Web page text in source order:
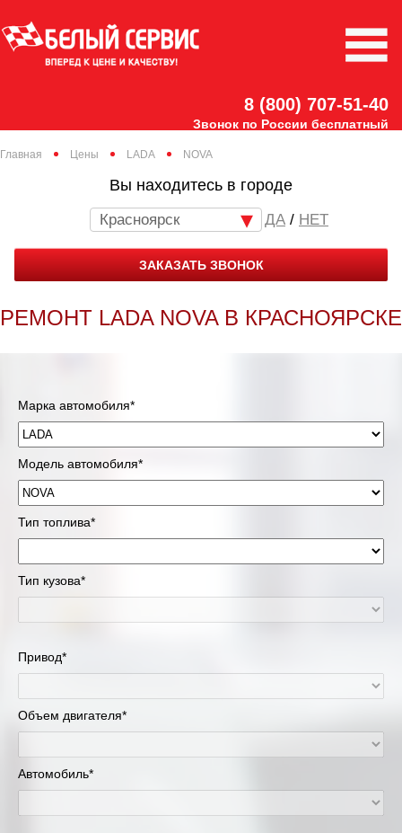
8 (800) 707-51-40
Звонок по России бесплатный
Главная Цены LADA NOVA
Вы находитесь в городе
Красноярск / НЕТ
ЗАКАЗАТЬ ЗВОНОК
РЕМОНТ LADA NOVA В КРАСНОЯРСКЕ
Марка автомобиля*
Модель автомобиля*
Тип топлива*
Тип кузова*
Привод*
Объем двигателя*
Автомобиль*